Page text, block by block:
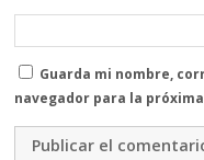
Guarda mi nombre,
navegador para la